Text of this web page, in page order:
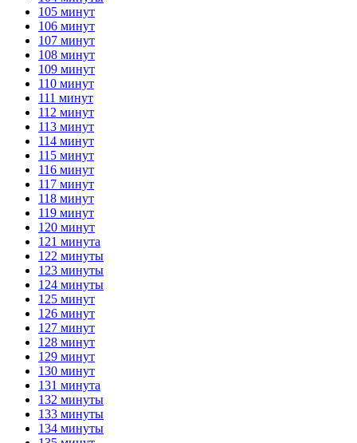
105 минут
106 минут
107 минут
108 минут
109 минут
110 минут
111 минут
112 минут
113 минут
114 минут
115 минут
116 минут
117 минут
118 минут
119 минут
120 минут
121 минута
122 минуты
123 минуты
124 минуты
125 минут
126 минут
127 минут
128 минут
129 минут
130 минут
131 минута
132 минуты
133 минуты
134 минуты